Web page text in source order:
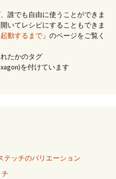
誰でも自由に使うことができま
いてレシピにすることもできま
起動するまで 」のページをご覧く
たかのタグ
を付けています
テッチのバリエーション